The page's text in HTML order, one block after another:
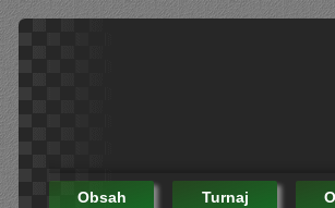
Obsah Turnaj